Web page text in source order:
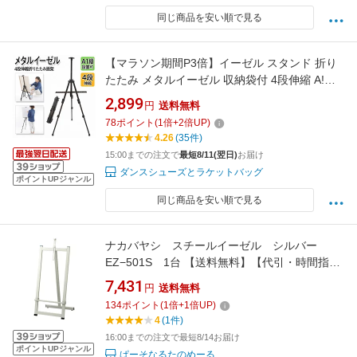
同じ商品を安い順で見る
ポイントUPジャンル
【マラソン期間P3倍】イーゼル スタンド 折り
たたみ メタルイーゼル 収納袋付 4段伸縮 A!縦
対応 軽量 ブラック 画材 絵画 写生 看板 ウェル
カムボード ポスター メニュー ディスプレイ 展
示 イベント 結婚式 推し活 パネル A0 B1 対応
高さ調整 送料無料
2,899 円 送料無料
78ポイント (1倍+2倍UP)
4.26(35件)
15:00までの注文で最短8/11(翌日)お届け
ダンスシューズとラケットバッグ
同じ商品を安い順で見る
ポイントUPジャンル
ナカバヤシ スチールイーゼル シルバー
EZ−501S 1台 【送料無料】【代引・時間指定
不可】
7,431 円 送料無料
134ポイント (1倍+1倍UP)
4(1件)
16:00までの注文で最短8/14お届け